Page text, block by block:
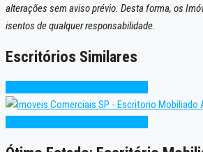
alterações sem aviso prévio. Desta forma, os
isentos de qualquer responsabilidade.
Escritórios Similares